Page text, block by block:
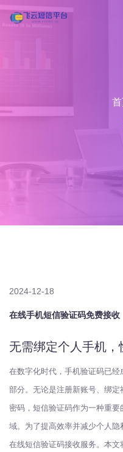
2024-12-18
在线手机短信验证码免费接收
无需绑定个人手机
在数字化时代，手机验证码已
部分。无论是注册新账号、绑
密码，短信验证码作为一种重
域。为了提高效率并减少个人
在线短信验证码接收服务。本